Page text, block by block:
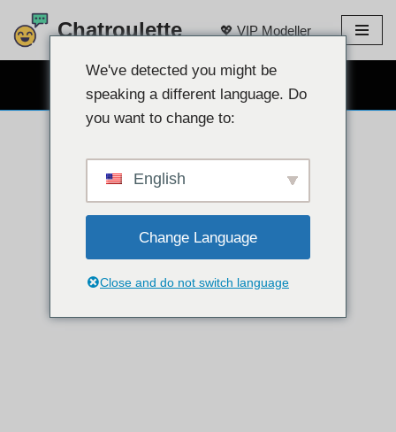
İçeriğe
Chatroulette 💖 VIP Modeller
We've detected you might be
speaking a different language. Do
you want to change to:
English
Change Language
Close and do not switch language